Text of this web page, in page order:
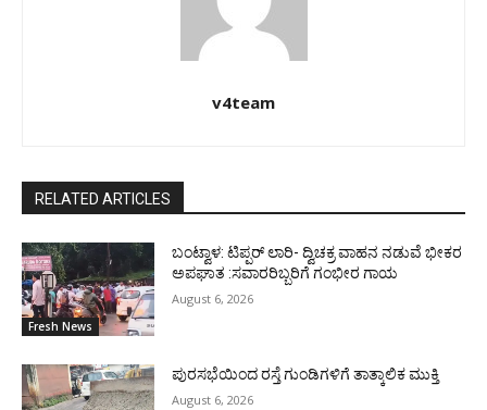
v4team
RELATED ARTICLES
Fresh News
ಬಂಟ್ವಾಳ: ಟಿಪ್ಪರ್ ಲಾರಿ- ದ್ವಿಚಕ್ರ ವಾಹನ ನಡುವೆ ಭೀಕರ
ಅಪಘಾತ :ಸವಾರರಿಬ್ಬರಿಗೆ ಗಂಭೀರ ಗಾಯ
August 6, 2026
ಪುರಸಭೆಯಿಂದ ರಸ್ತೆ ಗುಂಡಿಗಳಿಗೆ ತಾತ್ಕಾಲಿಕ ಮುಕ್ತಿ
August 6, 2026